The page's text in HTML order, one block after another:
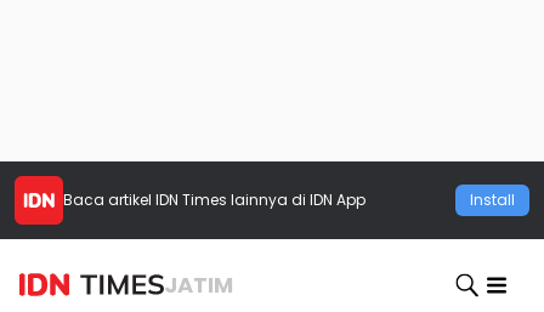
Baca artikel IDN Times lainnya di IDN App Install
JATIM